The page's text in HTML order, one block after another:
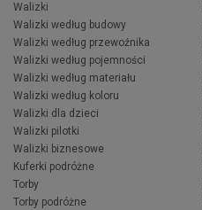
Walizki
Walizki według budowy
Walizki według przewoźnika
Walizki według pojemności
Walizki według materiału
Walizki według koloru
Walizki dla dzieci
Walizki pilotki
Walizki biznesowe
Kuferki podróżne
Torby
Torby podróżne